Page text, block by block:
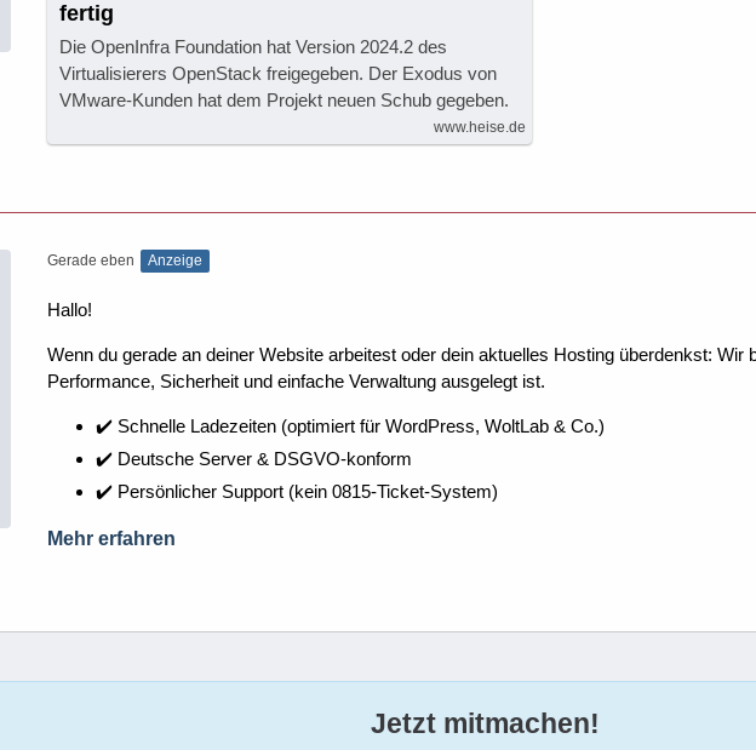
fertig
Die OpenInfra Foundation hat Version 2024.2 des
Virtualisierers OpenStack freigegeben. Der Exodus von
VMware-Kunden hat dem Projekt neuen Schub gegeben.
www.heise.de
Gerade eben Anzeige
Hallo!
Wenn du gerade an deiner Website arbeitest oder dein aktuelles Hosting überdenkst:
Performance, Sicherheit und einfache Verwaltung ausgelegt ist.
✔️ Schnelle Ladezeiten (optimiert für WordPress, WoltLab & Co.)
✔️ Deutsche Server & DSGVO-konform
✔️ Persönlicher Support (kein 0815-Ticket-System)
Mehr erfahren
Jetzt mitmachen!